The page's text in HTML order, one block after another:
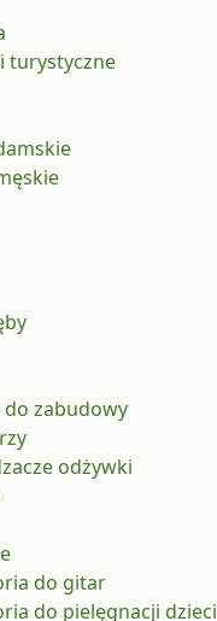
turystyczne
do zabudowy
odżywki
do gitar
do pielęgnacji dzieci